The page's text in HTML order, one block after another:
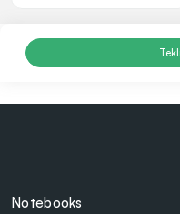
Notebooks